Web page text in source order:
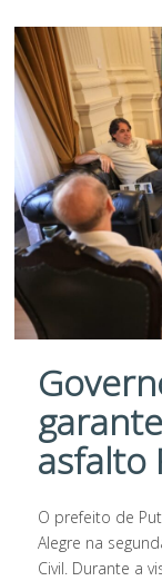
asfalto
O prefeito de
Alegre na
Civil. Durante a